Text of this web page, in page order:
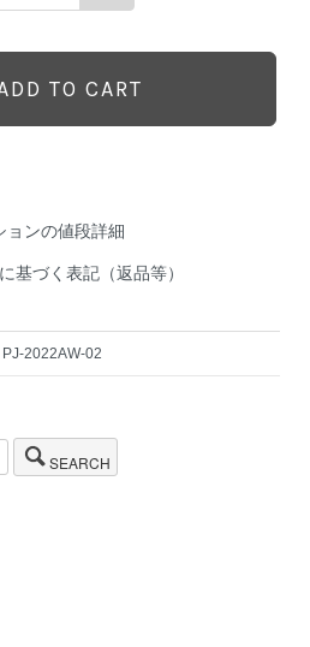
TO CART
ョンの値段詳細
基づく表記（返品等）
PJ-2022AW-02
SEARCH